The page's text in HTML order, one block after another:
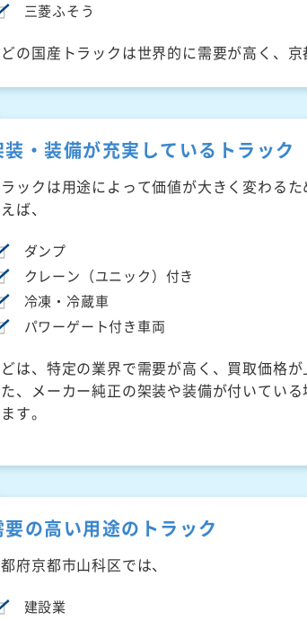
三菱ふそう
の国産トラックは世界的に需要が高く、
装・装備が充実しているトラック
ラックは用途によって価値が大きく変わる
ば、
ダンプ
クレーン（ユニック）付き
冷凍・冷蔵車
パワーゲート付き車両
は、特定の業界で需要が高く、買取価格が
た、メーカー純正の架装や装備が付いてい
す。
要の高い用途のトラック
府京都市山科区では、
建設業